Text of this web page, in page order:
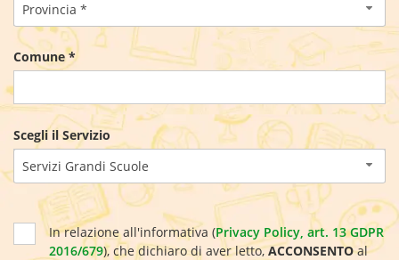
Provincia *
Comune *
Scegli il Servizio
Servizi Grandi Scuole
In relazione all'informativa (Privacy Policy, art. 13 GDPR
2016/679), che dichiaro di aver letto,ACCONSENTOal